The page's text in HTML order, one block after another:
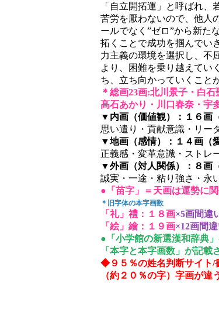
「自立開拓運」と呼ばれ、
苦労を厭わないので、他人
ールでなく”ゼロ”から新た
拓くことで成功を掴んでい
力主義の環境を選択し、不
より、困難を乗り越えてい
ち、立ち向かっていくこと
＊総画23画:北川景子・白石
髙石あかり・川口春奈・宇
▼内画（価値観）：１６画
思い遣り・貢献意識・リー
▼地画（感情）：１４画（
正義感・変革意識・ストレ
▼外画（対人関係）：８画
誠実・一途・粘り強さ・永
●「苗字」＝天画は運勢に
＊旧字体の本字画数
「礼」禮：１８画×5画間違
「絵」繪：１９画×12画間
●「小学館の新選漢和辞典
「本字と本字画数」が記載
◆９５％の姓名判断サイト/
（約２０％の字）字画が違